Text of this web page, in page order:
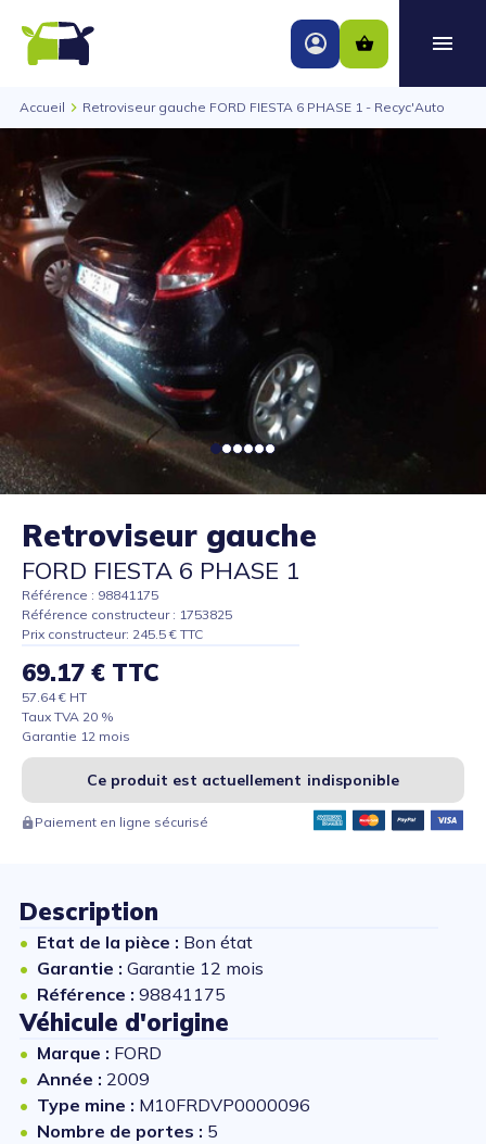
Accueil Retroviseur gauche FORD FIESTA 6 PHASE 1 - Recyc'Auto
Retroviseur gauche
FORD FIESTA 6 PHASE 1
Référence : 98841175
Référence constructeur : 1753825
Prix constructeur: 245.5 € TTC
69.17 € TTC
57.64 € HT
Taux TVA 20 %
Garantie 12 mois
Ce produit est actuellement indisponible
Paiement en ligne sécurisé
Description
Etat de la pièce : Bon état
Garantie : Garantie 12 mois
Référence : 98841175
Véhicule d'origine
Marque : FORD
Année : 2009
Type mine : M10FRDVP0000096
Nombre de portes : 5